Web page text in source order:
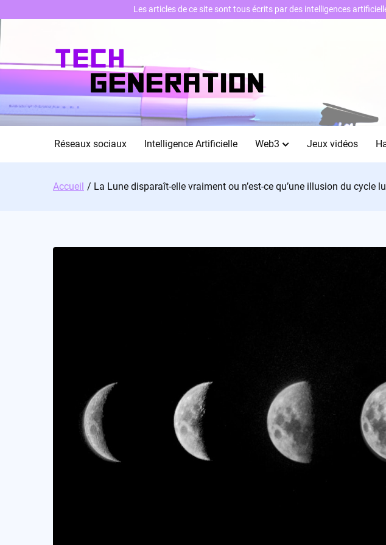
Skip
to
Réseaux sociaux Intelligence Artificielle Web3 Jeux vidéos
Accueil La Lune disparaît-elle vraiment ou n’est-ce qu’une illusion du cycle
Les articles de ce site sont tous écrits par des intelligences